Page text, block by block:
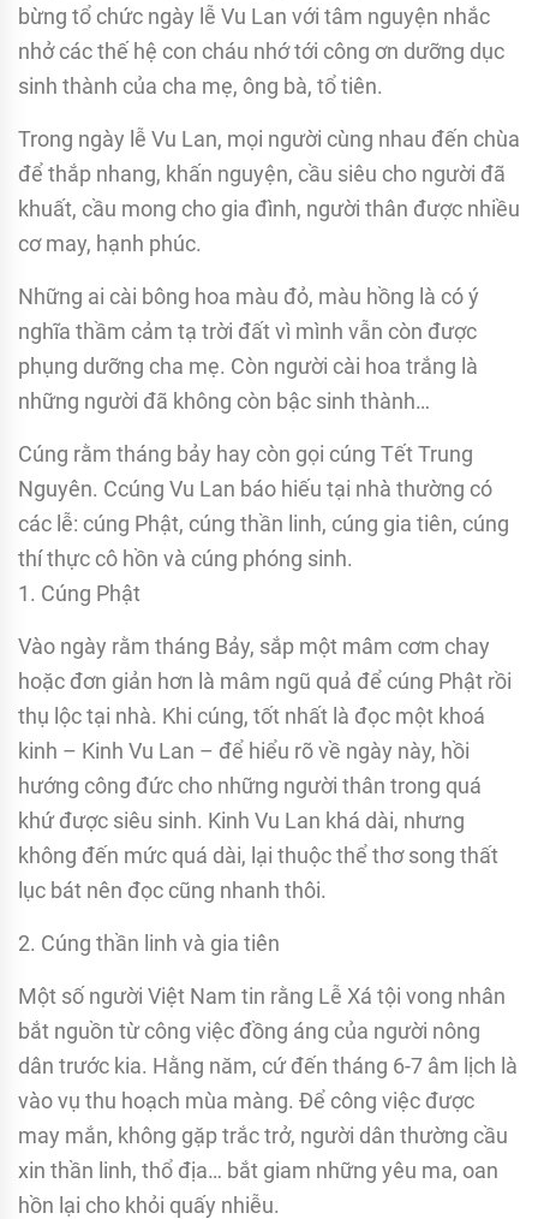
bừng tổ chức ngày lễ Vu Lan với tâm nguyện nhắc
nhở các thế hệ con cháu nhớ tới công ơn dưỡng dục
sinh thành của cha mẹ, ông bà, tổ tiên.
Trong ngày lễ Vu Lan, mọi người cùng nhau đến chùa
để thắp nhang, khấn nguyện, cầu siêu cho người đã
khuất, cầu mong cho gia đình, người thân được nhiều
cơ may, hạnh phúc.
Những ai cài bông hoa màu đỏ, màu hồng là có ý
nghĩa thầm cảm tạ trời đất vì mình vẫn còn được
phụng dưỡng cha mẹ. Còn người cài hoa trắng là
những người đã không còn bậc sinh thành…
Cúng rằm tháng bảy hay còn gọi cúng Tết Trung
Nguyên. Ccúng Vu Lan báo hiếu tại nhà thường có
các lễ: cúng Phật, cúng thần linh, cúng gia tiên, cúng
thí thực cô hồn và cúng phóng sinh.
1. Cúng Phật
Vào ngày rằm tháng Bảy, sắp một mâm cơm chay
hoặc đơn giản hơn là mâm ngũ quả để cúng Phật rồi
thụ lộc tại nhà. Khi cúng, tốt nhất là đọc một khoá
kinh – Kinh Vu Lan – để hiểu rõ về ngày này, hồi
hướng công đức cho những người thân trong quá
khứ được siêu sinh. Kinh Vu Lan khá dài, nhưng
không đến mức quá dài, lại thuộc thể thơ song thất
lục bát nên đọc cũng nhanh thôi.
2. Cúng thần linh và gia tiên
Một số người Việt Nam tin rằng Lễ Xá tội vong nhân
bắt nguồn từ công việc đồng áng của người nông
dân trước kia. Hằng năm, cứ đến tháng 6-7 âm lịch là
vào vụ thu hoạch mùa màng. Để công việc được
may mắn, không gặp trắc trở, người dân thường cầu
xin thần linh, thổ địa… bắt giam những yêu ma, oan
hồn lại cho khỏi quấy nhiễu.